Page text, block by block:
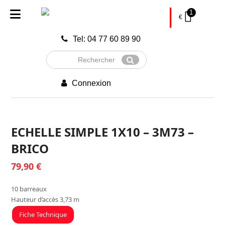
Tel: 04 77 60 89 90
Rechercher
Envoyer
Connexion
€
1
ECHELLE SIMPLE 1X10 – 3M73 –
BRICO
79,90€
10 barreaux
Hauteur d’accès 3,73 m
Fiche Technique